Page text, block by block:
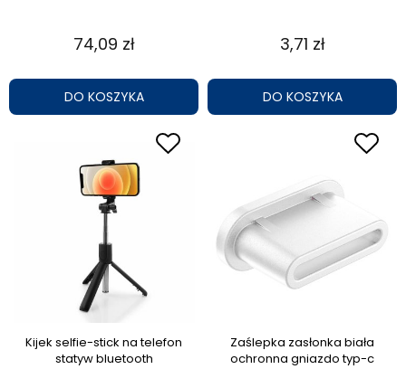
74,09 zł
DO KOSZYKA
3,71 zł
DO KOSZYKA
Kijek selfie-stick na telefon
statyw bluetooth
Zaślepka zasłonka biała
ochronna gniazdo typ-c